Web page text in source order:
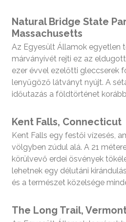
Natural Bridge State
Massachusetts
Az Egyesült Államok egyetlen
márványívét rejti ez az
ezer évvel ezelőtti gleccserek
lenyűgöző látványt nyújt. A
időutazás a földtörténet
Kent Falls, Connecticut
Kent Falls egy festői vízesés,
völgyben zúdul alá. A 21
körülvevő erdei ösvények
lehetnek egy délutáni
és a természet közelsége
The Long Trail,